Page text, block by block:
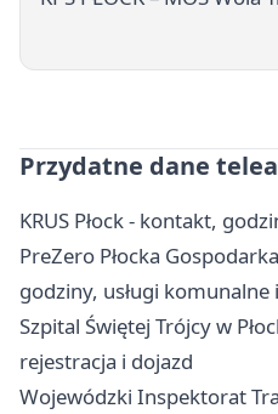
Przydatne dane
KRUS Płock - kontakt,
PreZero Płocka
godziny, usługi
Szpital Świętej Trójcy w
rejestracja i dojazd
Wojewódzki Inspektorat